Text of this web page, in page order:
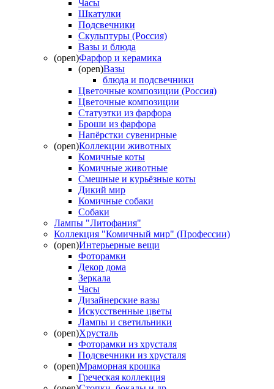
Часы
Шкатулки
Подсвечники
Скульптуры (Россия)
Вазы и блюда
(open)Фарфор и керамика
(open)Вазы
блюда и подсвечники
Цветочные композиции (Россия)
Цветочные композиции
Статуэтки из фарфора
Броши из фарфора
Напёрстки сувенирные
(open)Коллекции животных
Комичные коты
Комичные животные
Смешные и курьёзные коты
Дикий мир
Комичные собаки
Собаки
Лампы "Литофания"
Коллекция "Комичный мир" (Профессии)
(open)Интерьерные вещи
Фоторамки
Декор дома
Зеркала
Часы
Дизайнерские вазы
Искусственные цветы
Лампы и светильники
(open)Хрусталь
Фоторамки из хрусталя
Подсвечники из хрусталя
(open)Мраморная крошка
Греческая коллекция